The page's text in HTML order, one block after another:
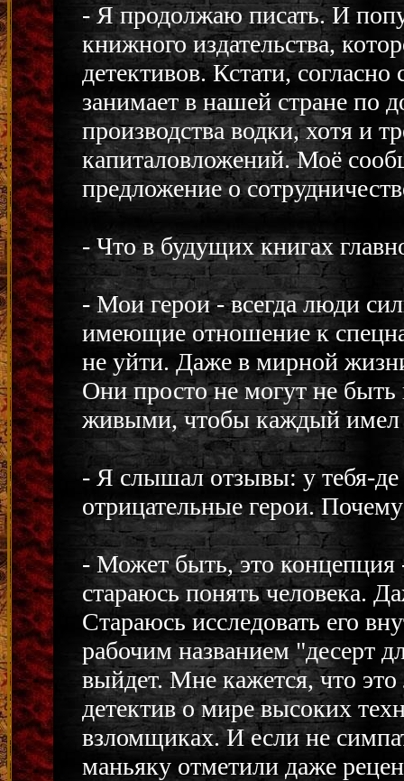
- Я продолжаю писать. И
книжного издательства,
детективов. Кстати, согласно
занимает в нашей стране по
производства водки, хотя и
капиталовложений. Моё
предложение о
- Что в будущих книгах
- Мои герои - всегда люди
имеющие отношение к
не уйти. Даже в мирной
Они просто не могут не быть
живыми, чтобы каждый имел
- Я слышал отзывы: у тебя-
отрицательные герои.
- Может быть, это
стараюсь понять человека.
Стараюсь исследовать его
рабочим названием "десерт
выйдет. Мне кажется, что
детектив о мире высоких
взломщиках. И если не
маньяку отметили даже